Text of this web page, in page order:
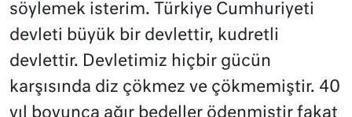
söylemek isterim. Türkiye Cumhuriyeti
devleti büyük bir devlettir, kudretli
devlettir. Devletimiz hiçbir gücün
karşısında diz çökmez ve çökmemiştir. 40
yıl boyunca ağır bedeller ödenmiştir fakat